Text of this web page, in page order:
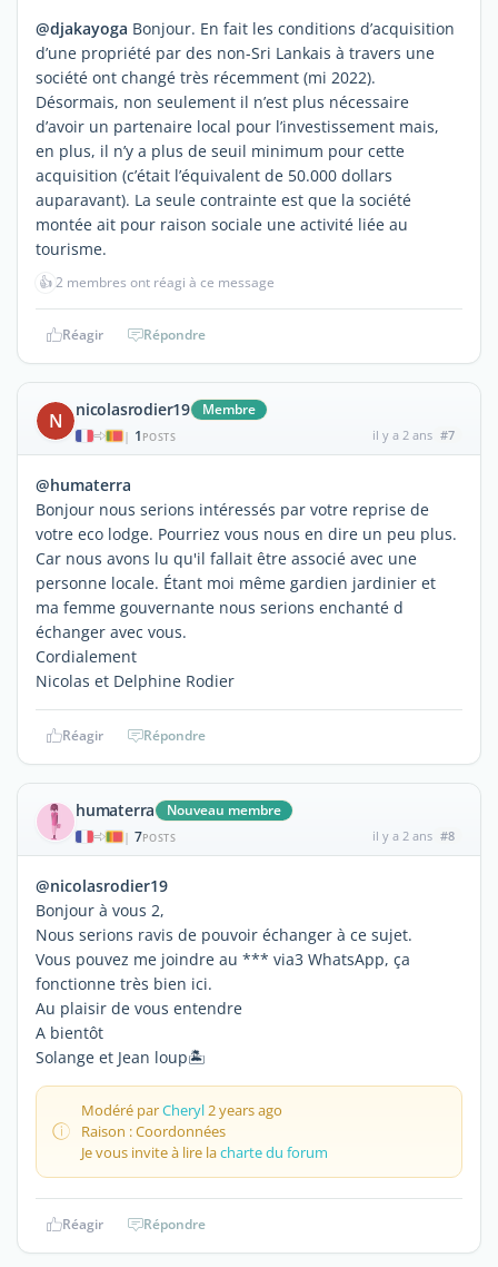
@djakayoga Bonjour. En fait les conditions d’acquisition
d’une propriété par des non-Sri Lankais à travers une
société ont changé très récemment (mi 2022).
Désormais, non seulement il n’est plus nécessaire
d’avoir un partenaire local pour l’investissement mais,
en plus, il n’y a plus de seuil minimum pour cette
acquisition (c’était l’équivalent de 50.000 dollars
auparavant). La seule contrainte est que la société
montée ait pour raison sociale une activité liée au
tourisme.
👍2 membres ont réagi à ce message
Réagir Répondre
N nicolasrodier19 Membre
| 1 POSTS il y a 2 ans #7
@humaterra
Bonjour nous serions intéressés par votre reprise de
votre eco lodge. Pourriez vous nous en dire un peu plus.
Car nous avons lu qu'il fallait être associé avec une
personne locale. Étant moi même gardien jardinier et
ma femme gouvernante nous serions enchanté d
échanger avec vous.
Cordialement
Nicolas et Delphine Rodier
Réagir Répondre
humaterra Nouveau membre
| 7POSTS il y a 2 ans #8
@nicolasrodier19
Bonjour à vous 2,
Nous serions ravis de pouvoir échanger à ce sujet.
Vous pouvez me joindre au *** via3 WhatsApp, ça
fonctionne très bien ici.
Au plaisir de vous entendre
A bientôt
Solange et Jean loup🏝️
Modéré parCheryl2 years ago
Raison : Coordonnées
Je vous invite à lire lacharte du forum
Réagir Répondre